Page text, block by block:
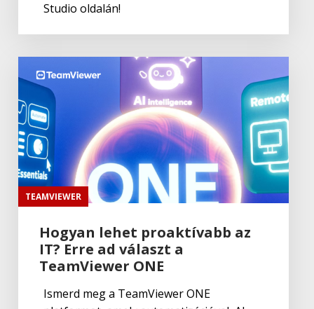
Corel
Corel CorelDRAW Essentials 2024
Corel
Corel MindManager Professional 24
Corel
Corel MindManager Essentials 24
Studio oldalán!
TEAMVIEWER
Hogyan lehet proaktívabb az
IT? Erre ad választ a
TeamViewer ONE
Ismerd meg a TeamViewer ONE